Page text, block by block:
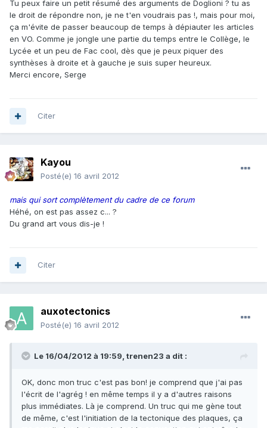
Tu peux faire un petit résumé des arguments de Doglioni ? tu as
le droit de répondre non, je ne t'en voudrais pas !, mais pour moi,
ça m'évite de passer beaucoup de temps à dépiauter les articles
en VO. Comme je jongle une partie du temps entre le Collège, le
Lycée et un peu de Fac cool, dès que je peux piquer des
synthèses à droite et à gauche je suis super heureux.
Merci encore, Serge
Citer
Kayou
Posté(e) 16 avril 2012
mais qui sort complètement du cadre de ce forum
Héhé, on est pas assez c... ?
Du grand art vous dis-je !
Citer
auxotectonics
Posté(e) 16 avril 2012
Le 16/04/2012 à 19:59, trenen23 a dit :
OK, donc mon truc c'est pas bon! je comprend que j'ai pas
l'écrit de l'agrég ! en même temps il y a d'autres raisons
plus immédiates. Là je comprend. Un truc qui me gène tout
de même, c'est l'initiation de la tectonique des plaques, ça